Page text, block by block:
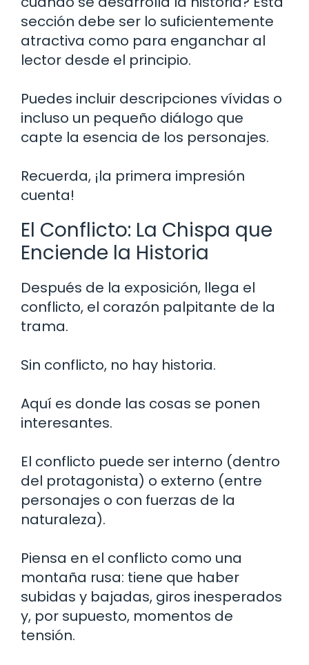
sección debe ser lo suficientemente
atractiva como para enganchar al
lector desde el principio.
Puedes incluir descripciones vívidas o
incluso un pequeño diálogo que
capte la esencia de los personajes.
Recuerda, ¡la primera impresión
cuenta!
El Conflicto: La Chispa que
Enciende la Historia
Después de la exposición, llega el
conflicto, el corazón palpitante de la
trama.
Sin conflicto, no hay historia.
Aquí es donde las cosas se ponen
interesantes.
El conflicto puede ser interno (dentro
del protagonista) o externo (entre
personajes o con fuerzas de la
naturaleza).
Piensa en el conflicto como una
montaña rusa: tiene que haber
subidas y bajadas, giros inesperados
y, por supuesto, momentos de
tensión.